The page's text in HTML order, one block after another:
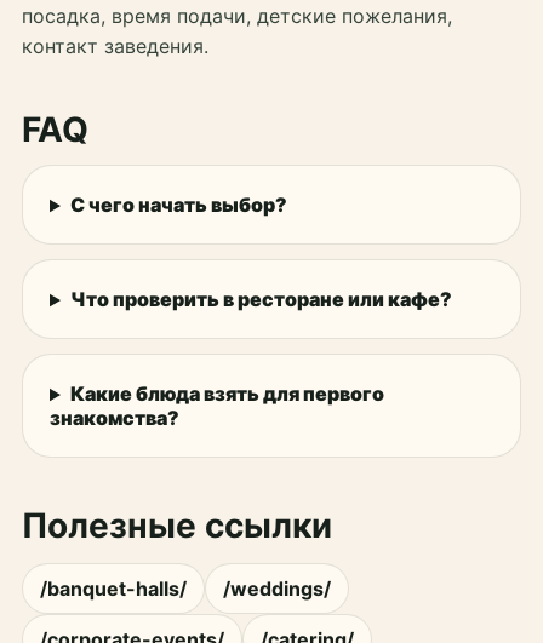
посадка, время подачи, детские пожелания,
контакт заведения.
FAQ
С чего начать выбор?
Что проверить в ресторане или кафе?
Какие блюда взять для первого
знакомства?
Полезные ссылки
/banquet-halls/ /weddings/